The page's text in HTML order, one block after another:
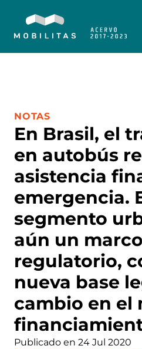
En Brasil, el
en autobús
asistencia
emergencia.
segmento
aún un marco
regulatorio,
nueva base
cambio en el
CATEGORÍA:
NOTAS
Publicado en 24 Jul 2020